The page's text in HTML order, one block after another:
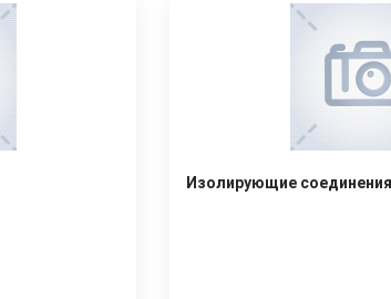
Изолирующие соединения